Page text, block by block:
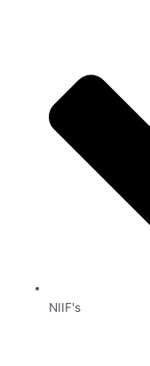
NIIF's